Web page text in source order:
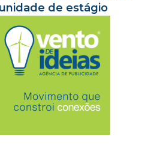
de estágio